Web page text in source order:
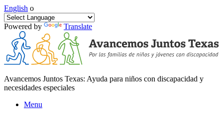
English o
Powered by Translate
Avancemos Juntos Texas: Ayuda para niños con discapacidad y
necesidades especiales
Menu